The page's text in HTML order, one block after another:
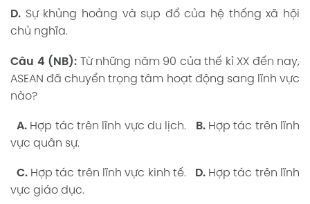
D. Sự khủng hoảng và sụp đổ của hệ thống xã hội
chủ nghĩa.
Câu 4 (NB): Từ những năm 90 của thế kỉ XX đến nay,
ASEAN đã chuyển trọng tâm hoạt động sang lĩnh vực
nào?
A. Hợp tác trên lĩnh vực du lịch. B. Hợp tác trên lĩnh
vực quân sự.
C. Hợp tác trên lĩnh vực kinh tế. D. Hợp tác trên lĩnh
vực giáo dục.